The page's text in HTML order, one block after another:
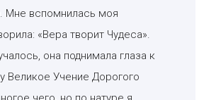
Мне вспомнилась моя
«Вера творит Чудеса».
она поднимала глаза к
Великое Учение Дорогого